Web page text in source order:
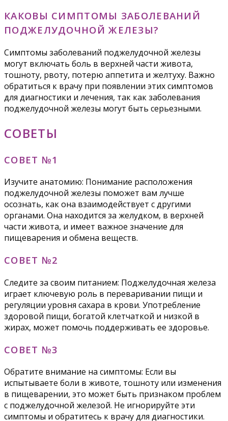
КАКОВЫ СИМПТОМЫ ЗАБОЛЕВАНИЙ
ПОДЖЕЛУДОЧНОЙ ЖЕЛЕЗЫ?
Симптомы заболеваний поджелудочной железы
могут включать боль в верхней части живота,
тошноту, рвоту, потерю аппетита и желтуху. Важно
обратиться к врачу при появлении этих симптомов
для диагностики и лечения, так как заболевания
поджелудочной железы могут быть серьезными.
СОВЕТЫ
СОВЕТ №1
Изучите анатомию: Понимание расположения
поджелудочной железы поможет вам лучше
осознать, как она взаимодействует с другими
органами. Она находится за желудком, в верхней
части живота, и имеет важное значение для
пищеварения и обмена веществ.
СОВЕТ №2
Следите за своим питанием: Поджелудочная железа
играет ключевую роль в переваривании пищи и
регуляции уровня сахара в крови. Употребление
здоровой пищи, богатой клетчаткой и низкой в
жирах, может помочь поддерживать ее здоровье.
СОВЕТ №3
Обратите внимание на симптомы: Если вы
испытываете боли в животе, тошноту или изменения
в пищеварении, это может быть признаком проблем
с поджелудочной железой. Не игнорируйте эти
симптомы и обратитесь к врачу для диагностики.